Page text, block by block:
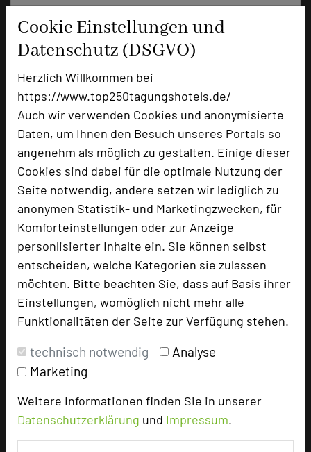
Cookie Einstellungen und
Datenschutz (DSGVO)
Herzlich Willkommen bei
https://www.top250tagungshotels.de/
Auch wir verwenden Cookies und anonymisierte
Daten, um Ihnen den Besuch unseres Portals so
angenehm als möglich zu gestalten. Einige dieser
Cookies sind dabei für die optimale Nutzung der
Seite notwendig, andere setzen wir lediglich zu
anonymen Statistik- und Marketingzwecken, für
Komforteinstellungen oder zur Anzeige
personlisierter Inhalte ein. Sie können selbst
entscheiden, welche Kategorien sie zulassen
möchten. Bitte beachten Sie, dass auf Basis ihrer
Einstellungen, womöglich nicht mehr alle
Funktionalitäten der Seite zur Verfügung stehen.
technisch notwendig
Analyse
Marketing
Weitere Informationen finden Sie in unserer
Datenschutzerklärung und Impressum.
phone +49 2543 75-0
mail Email
zur Tagungsanfrage hinzufügen add_circle
Hotel bewerten
Hoteldaten
Max. Tagungskapazität (Personen)
U-Form
Parlamentarisch
180
Reihenbestuhlung
Tagungsräume
22
Ausstellungsfläche
Zimmer
Einzelzimmer
Juniorsuiten